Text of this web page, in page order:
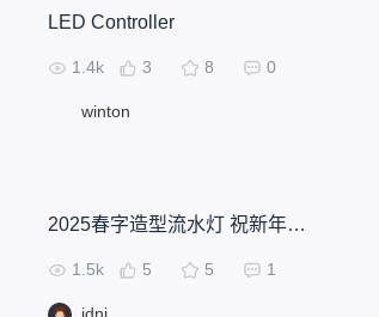
LED Controller
1.4k 3 8 0
winton
2025春字造型流水灯 祝新年快乐
1.5k 5 5 1